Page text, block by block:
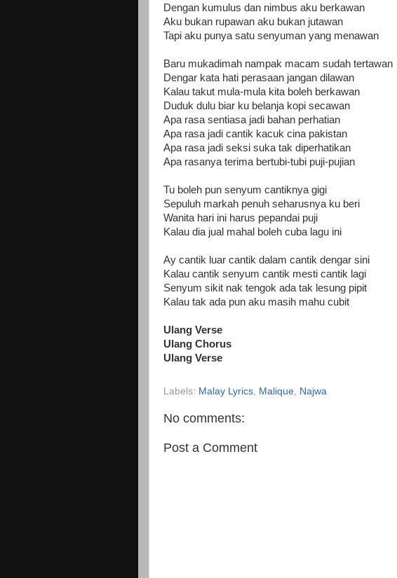
Dengan kumulus dan nimbus aku berkawan
Aku bukan rupawan aku bukan jutawan
Tapi aku punya satu senyuman yang menawan
Baru mukadimah nampak macam sudah tertawan
Dengar kata hati perasaan jangan dilawan
Kalau takut mula-mula kita boleh berkawan
Duduk dulu biar ku belanja kopi secawan
Apa rasa sentiasa jadi bahan perhatian
Apa rasa jadi cantik kacuk cina pakistan
Apa rasa jadi seksi suka tak diperhatikan
Apa rasanya terima bertubi-tubi puji-pujian
Tu boleh pun senyum cantiknya gigi
Sepuluh markah penuh seharusnya ku beri
Wanita hari ini harus pepandai puji
Kalau dia jual mahal boleh cuba lagu ini
Ay cantik luar cantik dalam cantik dengar sini
Kalau cantik senyum cantik mesti cantik lagi
Senyum sikit nak tengok ada tak lesung pipit
Kalau tak ada pun aku masih mahu cubit
Ulang Verse
Ulang Chorus
Ulang Verse
Labels: Malay Lyrics, Malique, Najwa
No comments:
Post a Comment